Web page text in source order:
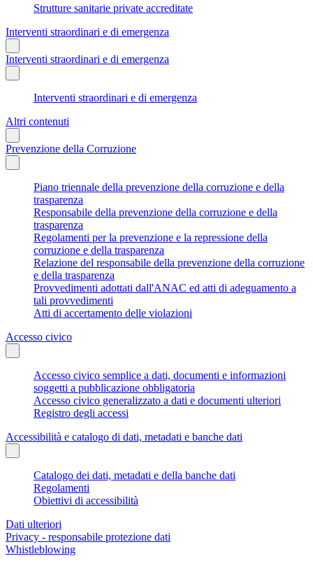
Strutture sanitarie private accreditate
Interventi straordinari e di emergenza
Interventi straordinari e di emergenza
Interventi straordinari e di emergenza
Altri contenuti
Prevenzione della Corruzione
Piano triennale della prevenzione della corruzione e della
trasparenza
Responsabile della prevenzione della corruzione e della
trasparenza
Regolamenti per la prevenzione e la repressione della
corruzione e della trasparenza
Relazione del responsabile della prevenzione della corruzione
e della trasparenza
Provvedimenti adottati dall'ANAC ed atti di adeguamento a
tali provvedimenti
Atti di accertamento delle violazioni
Accesso civico
Accesso civico semplice a dati, documenti e informazioni
soggetti a pubblicazione obbligatoria
Accesso civico generalizzato a dati e documenti ulteriori
Registro degli accessi
Accessibilità e catalogo di dati, metadati e banche dati
Catalogo dei dati, metadati e della banche dati
Regolamenti
Obiettivi di accessibilità
Dati ulteriori
Privacy - responsabile protezione dati
Whistleblowing